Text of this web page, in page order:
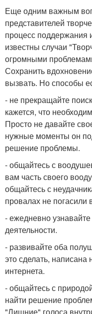
Еще одним важным
представителей
процесс поддержания
известны случаи
огромными
Сохранить
вызвать. Но способы
- не прекращайте
кажется, что
Просто не давайте
нужные моменты он
решение проблемы.
- общайтесь с
вам часть своего
общайтесь с
провалах не погасили
- ежедневно
деятельности.
- развивайте оба
это сделать, написана
интернета.
- общайтесь с
найти решение
"Лишние" голоса